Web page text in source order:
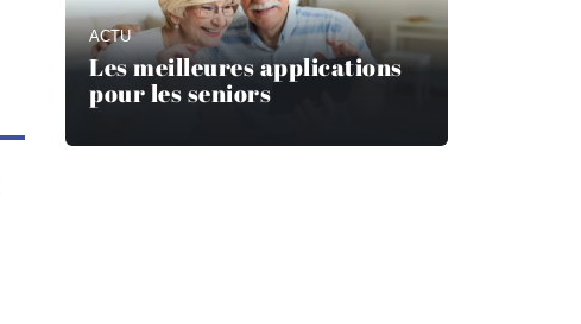
ACTU
Les meilleures applications
pour les seniors